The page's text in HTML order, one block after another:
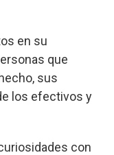
en su
que
sus
los efectivos y
con